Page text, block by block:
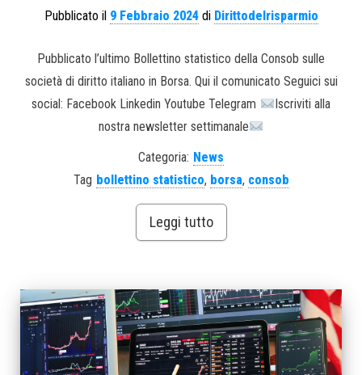
Pubblicato il 9 Febbraio 2024di Dirittodelrisparmio
Pubblicato l’ultimo Bollettino statistico della Consob sulle
società di diritto italiano in Borsa. Qui il comunicato Seguici sui
social: Facebook Linkedin Youtube Telegram
Iscriviti alla
nostra newsletter settimanale
Categoria: News
Tag bollettino statistico, borsa, consob
Leggi tutto